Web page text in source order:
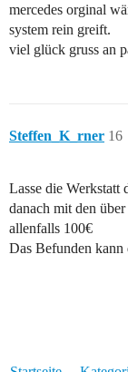
mercedes orginal
system rein greift.
viel glück gruss an
Steffen_K_rner 16
Lasse die Werkstatt
danach mit den
allenfalls 100€
Das Befunden kann